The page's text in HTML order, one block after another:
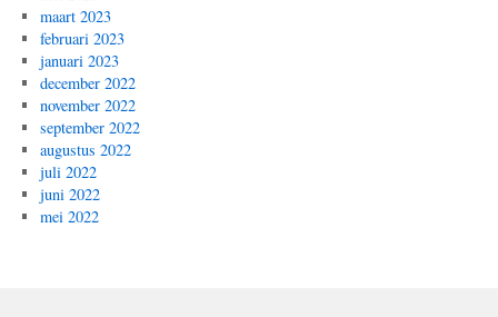
maart 2023
februari 2023
januari 2023
december 2022
november 2022
september 2022
augustus 2022
juli 2022
juni 2022
mei 2022